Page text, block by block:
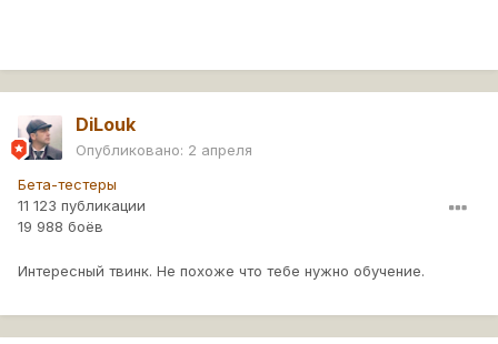
DiLouk
Опубликовано: 2 апреля
Бета-тестеры
11 123 публикации
19 988 боёв
Интересный твинк. Не похоже что тебе нужно обучение.